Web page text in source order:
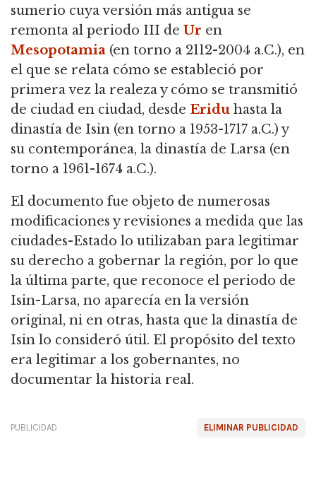
sumerio cuya versión más antigua se
remonta al periodo III de Ur en
Mesopotamia (en torno a 2112-2004 a.C.), en
el que se relata cómo se estableció por
primera vez la realeza y cómo se transmitió
de ciudad en ciudad, desde Eridu hasta la
dinastía de Isin (en torno a 1953-1717 a.C.) y
su contemporánea, la dinastía de Larsa (en
torno a 1961-1674 a.C.).
El documento fue objeto de numerosas
modificaciones y revisiones a medida que las
ciudades-Estado lo utilizaban para legitimar
su derecho a gobernar la región, por lo que
la última parte, que reconoce el periodo de
Isin-Larsa, no aparecía en la versión
original, ni en otras, hasta que la dinastía de
Isin lo consideró útil. El propósito del texto
era legitimar a los gobernantes, no
documentar la historia real.
ELIMINAR PUBLICIDAD
PUBLICIDAD